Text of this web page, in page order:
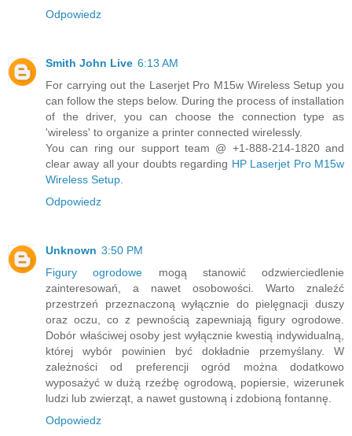
Odpowiedz
Smith John Live 6:13 AM
For carrying out the Laserjet Pro M15w Wireless Setup you
can follow the steps below. During the process of installation
of the driver, you can choose the connection type as
'wireless' to organize a printer connected wirelessly.
You can ring our support team @ +1-888-214-1820 and
clear away all your doubts regarding HP Laserjet Pro M15w
Wireless Setup
Odpowiedz
Unknown 3:50 PM
Figury ogrodowe mogą stanowić odzwierciedlenie
zainteresowań, a nawet osobowości. Warto znaleźć
przestrzeń przeznaczoną wyłącznie do pielęgnacji duszy
oraz oczu, co z pewnością zapewniają figury ogrodowe.
Dobór właściwej osoby jest wyłącznie kwestią indywidualną,
której wybór powinien być dokładnie przemyślany. W
zależności od preferencji ogród można dodatkowo
wyposażyć w dużą rzeźbę ogrodową, popiersie, wizerunek
ludzi lub zwierząt, a nawet gustowną i zdobioną fontannę.
Odpowiedz